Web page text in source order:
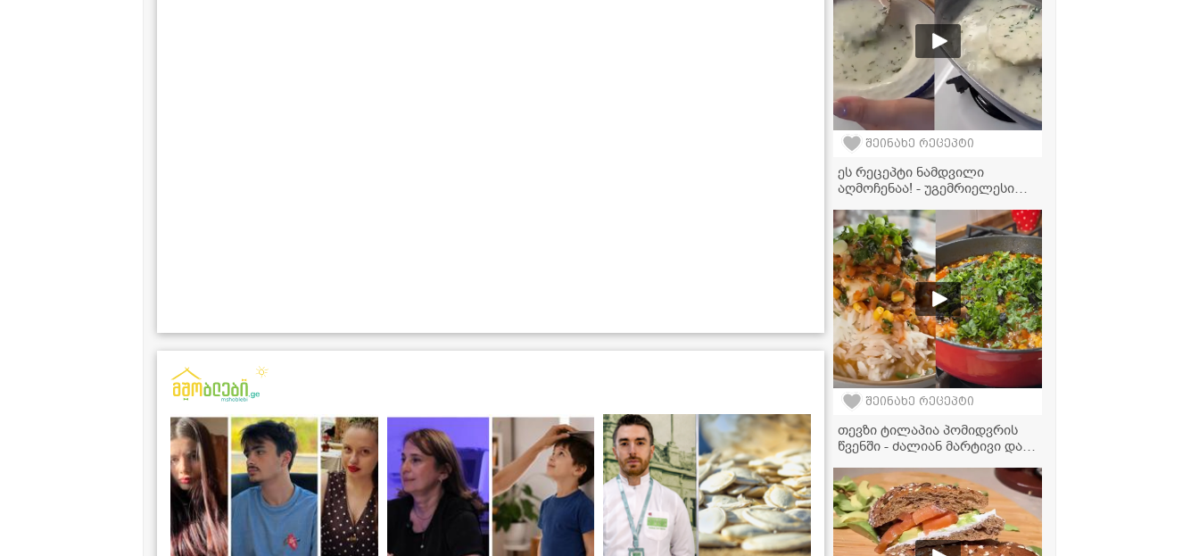
შეინახე რეცეპტი
ეს რეცეპტი ნამდვილი
აღმოჩენაა! - უგემრიელესი
შეინახე რეცეპტი
თევზი ტილაპია პომიდვრის
წვენში - ძალიან მარტივი და
ყველას მოეწონება